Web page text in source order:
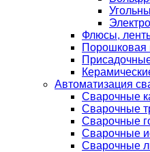
Флюсы,
Порошковая
Автоматизация
Сварочные
Сварочные
Сварочные
Сварочные
Сварочные